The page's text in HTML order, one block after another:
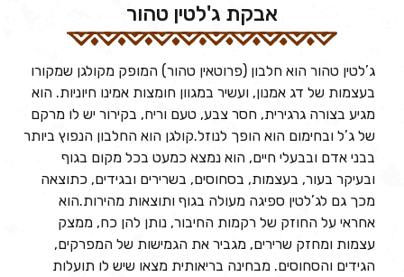
אבקת ג'לטין טהור
ג’לטין טהור הוא חלבון (פרוטאין טהור) המופק מקולגן שמקורו
בעצמות של דג אמנון, ועשיר במגוון חומצות אמינו חיוניות. הוא
מגיע בצורה גרגירית, חסר צבע, טעם וריח, בקירור יש לו מרקם
של ג’ל ובחימום הוא הופך לנוזל.קולגן הוא החלבון הנפוץ ביותר
בבני אדם ובבעלי חיים, הוא נמצא כמעט בכל מקום בגוף
ובעיקר בעור, בעצמות, בסחוסים, בשרירים ובגידים, כתוצאה
מכך גם לג’לטין ספיגה מעולה בגוף ותוצאות מהירות.הוא
אחראי על החוזק של רקמות החיבור, נותן להן כח, ממצק
עצמות ומחזק שרירים, מגביר את הגמישות של המפרקים,
הגידים והסחוסים. מבחינה בריאותית מצאו שיש לו תועלות